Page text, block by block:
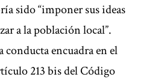
sido “imponer sus ideas
a la población local”.
conducta encuadra en el
213 bis del Código